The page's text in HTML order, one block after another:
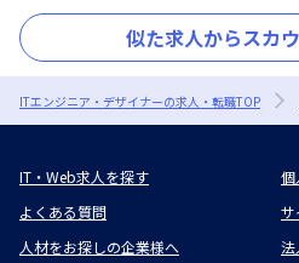
似た求人からスカ
ITエンジニア・デザイナーの求人・転職TOP
IT・Web求人を探す
個
よくある質問
サ
人材をお探しの企業様へ
法